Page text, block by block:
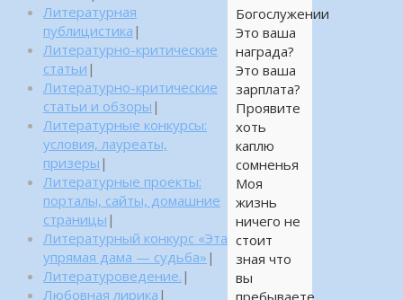
Богослужении
Это ваша
награда?
Это ваша
зарплата?
Проявите
хоть
каплю
сомненья
Моя
жизнь
ничего не
стоит
зная что
вы
Литературная
публицистика |
Литературно-критические
статьи |
Литературно-критические
статьи и обзоры |
Литературные конкурсы:
условия, лауреаты,
призеры |
Литературные проекты:
порталы, сайты, домашние
страницы |
Литературный конкурс «Эта
упрямая дама — судьба» |
Литературоведение. |
Любовная лирика |